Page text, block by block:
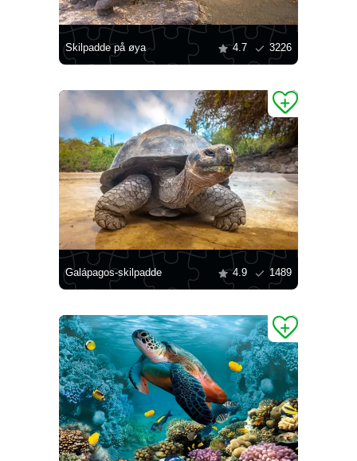
Skilpadde på øya 4.7 3226
Galápagos-skilpadde 4.9 1489